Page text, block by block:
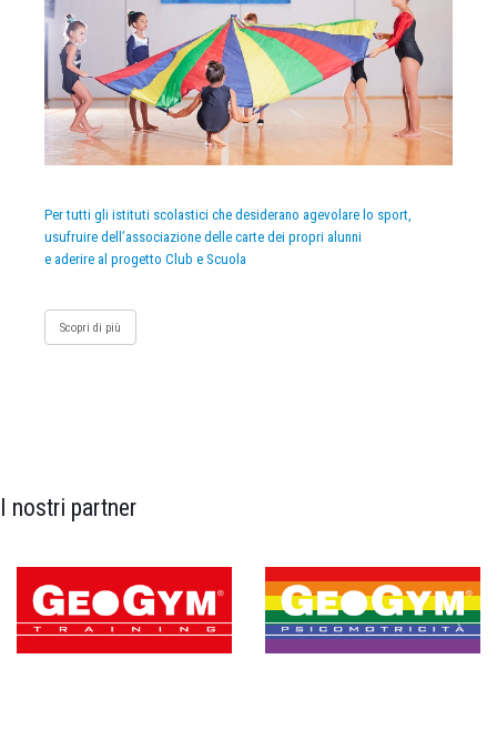
Per tutti gli istituti scolastici che desiderano agevolare lo sport,
usufruire dell’associazione delle carte dei propri alunni
e aderire al progetto Club e Scuola
Scopri di più
I nostri partner